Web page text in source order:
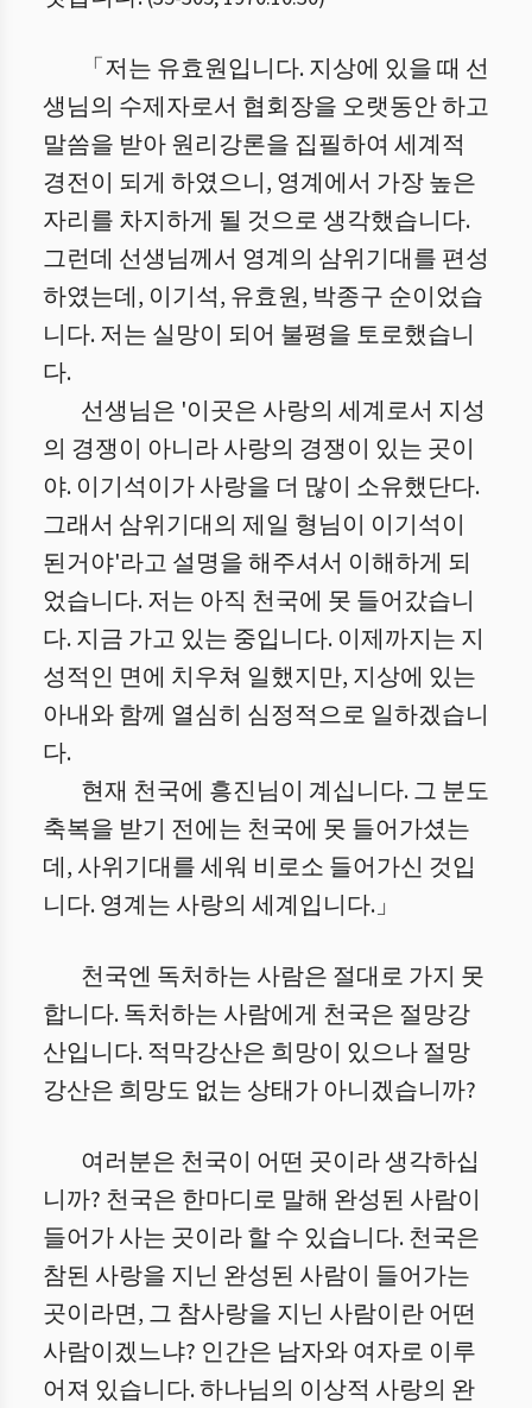
「저는 유효원입니다. 지상에 있을 때 선
생님의 수제자로서 협회장을 오랫동안 하고
말씀을 받아 원리강론을 집필하여 세계적
경전이 되게 하였으니, 영계에서 가장 높은
자리를 차지하게 될 것으로 생각했습니다.
그런데 선생님께서 영계의 삼위기대를 편성
하였는데, 이기석, 유효원, 박종구 순이었습
니다. 저는 실망이 되어 불평을 토로했습니
다.
선생님은 '이곳은 사랑의 세계로서 지성
의 경쟁이 아니라 사랑의 경쟁이 있는 곳이
야. 이기석이가 사랑을 더 많이 소유했단다.
그래서 삼위기대의 제일 형님이 이기석이
된거야'라고 설명을 해주셔서 이해하게 되
었습니다. 저는 아직 천국에 못 들어갔습니
다. 지금 가고 있는 중입니다. 이제까지는 지
성적인 면에 치우쳐 일했지만, 지상에 있는
아내와 함께 열심히 심정적으로 일하겠습니
다.
현재 천국에 흥진님이 계십니다. 그 분도
축복을 받기 전에는 천국에 못 들어가셨는
데, 사위기대를 세워 비로소 들어가신 것입
니다. 영계는 사랑의 세계입니다.」
천국엔 독처하는 사람은 절대로 가지 못
합니다. 독처하는 사람에게 천국은 절망강
산입니다. 적막강산은 희망이 있으나 절망
강산은 희망도 없는 상태가 아니겠습니까?
여러분은 천국이 어떤 곳이라 생각하십
니까? 천국은 한마디로 말해 완성된 사람이
들어가 사는 곳이라 할 수 있습니다. 천국은
참된 사랑을 지닌 완성된 사람이 들어가는
곳이라면, 그 참사랑을 지닌 사람이란 어떤
사람이겠느냐? 인간은 남자와 여자로 이루
어져 있습니다. 하나님의 이상적 사랑의 완